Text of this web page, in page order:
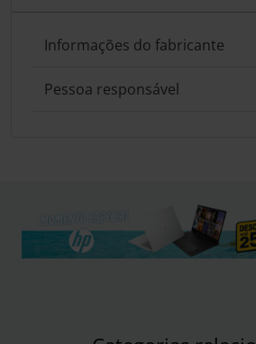
Informações do fabricante
Pessoa responsável